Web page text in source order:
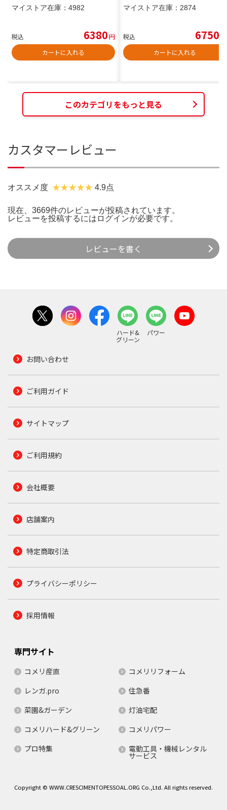
マイストア在庫： 4982
税込 6380円
カートに入れる
マイストア在庫： 2874
税込 6750
カートに入れる
このカテゴリをもっと見る
カスタマーレビュー
オススメ度 4.9点
現在、3669件のレビューが投稿されています。
レビューを投稿するには ログインが必要です。
レビューを書く
ハード&
グリーン
パワー
お問い合わせ
ご利用ガイド
サイトマップ
ご利用規約
会社概要
店舗案内
特定商取引法
プライバシーポリシー
採用情報
専門サイト
コメリ産直
コメリリフォーム
レンガ.pro
住急番
菜園&ガーデン
灯油宅配
コメリハード&グリーン
コメリパワー
プロ特集
電動工具・機械レンタル
サービス
Copyright © WWW.CRESCIMENTOPESSOAL.ORG Co.,Ltd. All rights reserved.